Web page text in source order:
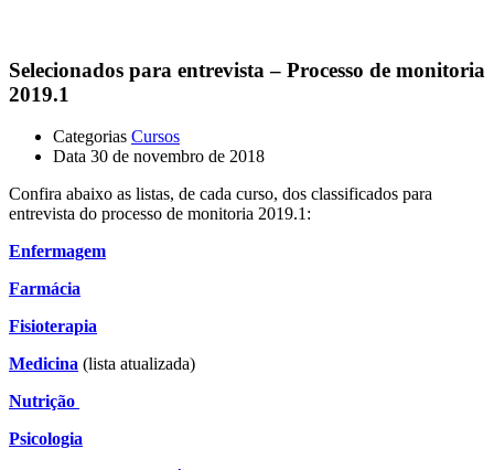
Selecionados para entrevista – Processo de monitoria
2019.1
Categorias Cursos
Data 30 de novembro de 2018
Confira abaixo as listas, de cada curso, dos classificados para
entrevista do processo de monitoria 2019.1:
Enfermagem
Farmácia
Fisioterapia
Medicina (lista atualizada)
Nutrição
Psicologia